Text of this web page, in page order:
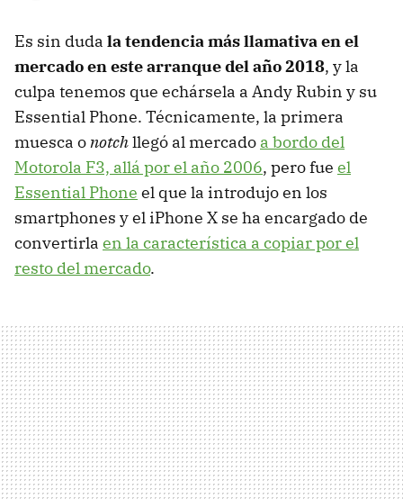
Es sin duda la tendencia más llamativa en el
mercado en este arranque del año 2018, y la
culpa tenemos que echársela a Andy Rubin y su
Essential Phone. Técnicamente, la primera
muesca onotchllegó al mercado a bordo del
Motorola F3, allá por el año 2006, pero fue el
Essential Phone el que la introdujo en los
smartphones y el iPhone X se ha encargado de
convertirla en la característica a copiar por el
resto del mercado.